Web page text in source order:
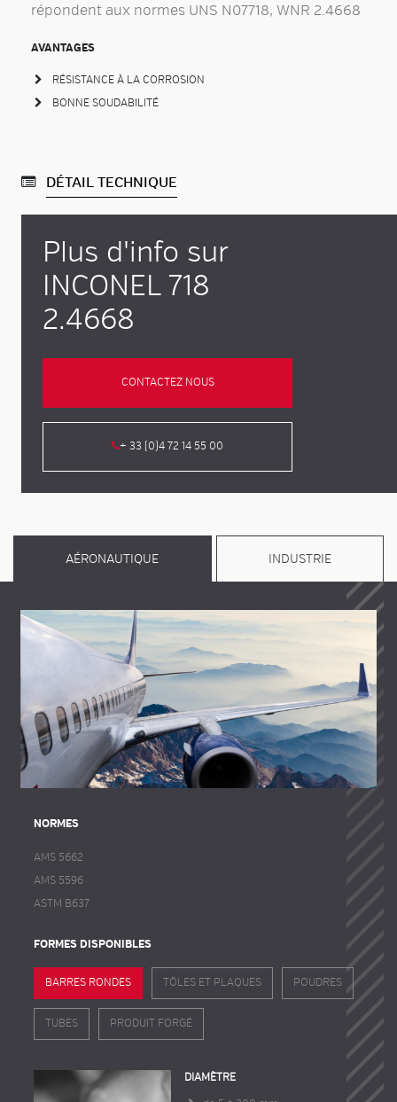
répondent aux normes UNS N07718, WNR 2.4668
AVANTAGES
RÉSISTANCE À LA CORROSION
BONNE SOUDABILITÉ
DÉTAIL TECHNIQUE
Plus d'info sur
INCONEL 718
2.4668
CONTACTEZ NOUS
+ 33 (0)4 72 14 55 00
AÉRONAUTIQUE INDUSTRIE
NORMES
AMS 5662
AMS 5596
ASTM B637
FORMES DISPONIBLES
BARRES RONDES TÔLES ET PLAQUES POUDRES
TUBES PRODUIT FORGÉ
DIAMÈTRE